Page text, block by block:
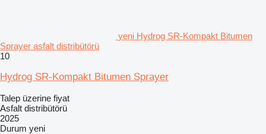
yeni Hydrog SR-Kompakt Bitumen
Sprayer asfalt distribütörü
10
Hydrog SR-Kompakt Bitumen Sprayer
Talep üzerine fiyat
Asfalt distribütörü
2025
Durum yeni